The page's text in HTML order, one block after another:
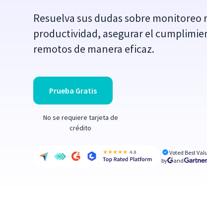
Resuelva sus dudas sobre monitoreo
productividad, asegurar el
remotos de manera eficaz.
Prueba Gratis
No se requiere tarjeta de
crédito
Voted Best
by
and